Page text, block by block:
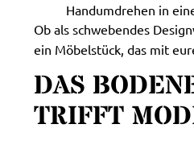
Handumdrehen in
Ob als schwebendes
ein Möbelstück, das mit
DAS
TRIFFT